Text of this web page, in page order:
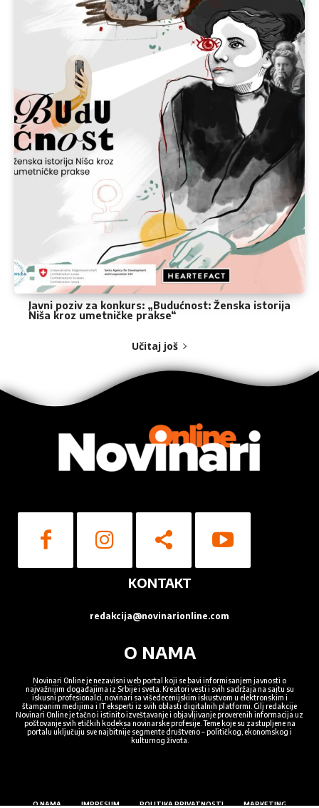
Javni poziv za konkurs: „Budućnost: Ženska istorija
Niša kroz umetničke prakse“
Učitaj još
KONTAKT
redakcija@novinarionline.com
O NAMA
Novinari Online je nezavisni web portal koji se bavi informisanjem javnosti o
najvažnijim događajima iz Srbije i sveta. Kreatori vesti i svih sadržaja na sajtu su
iskusni profesionalci, novinari sa višedecenijskim iskustvom u elektronskim i
štampanim medijima i IT eksperti iz svih oblasti digitalnih platformi. Cilj redakcije
Novinari Online je tačno i istinito izveštavanje i objavljivanje proverenih informacija uz
poštovanje svih etičkih kodeksa novinarske profesije. Teme koje su zastupljene na
portalu uključuju sve najbitnije segmente društveno – političkog, ekonomskog i
kulturnog života.
O NAMA IMPRESUM POLITIKA PRIVATNOSTI MARKETING